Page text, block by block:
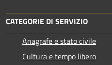
CATEGORIE DI SERVIZIO
Anagrafe e stato civile
Cultura e tempo libero